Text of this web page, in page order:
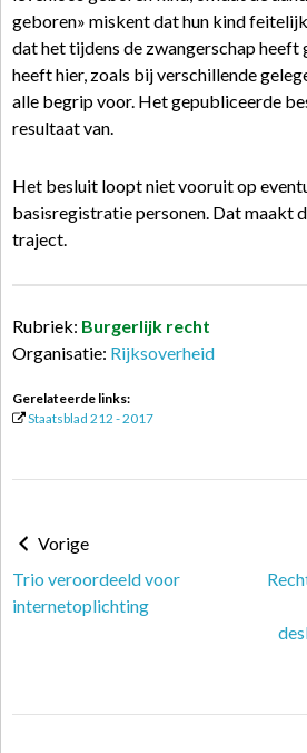
geboren» miskent dat hun kind
dat het tijdens de zwangerschap
heeft hier, zoals bij verschillende
alle begrip voor. Het gepubliceerde
resultaat van.
Het besluit loopt niet vooruit op
basisregistratie personen. Dat maakt
traject.
Rubriek: Burgerlijk recht
Organisatie: Rijksoverheid
Gerelateerde links:
Staatsblad 212 - 2017
Vorige
Trio veroordeeld voor
internetoplichting